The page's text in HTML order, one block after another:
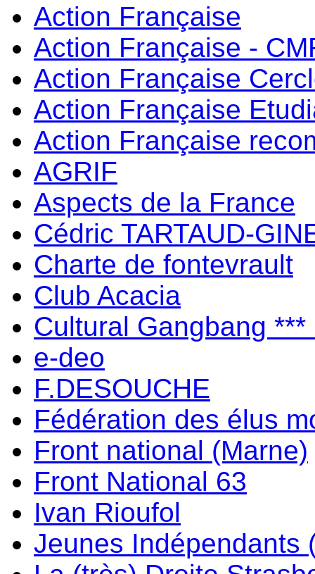
Action Française
Action Française -
Action Française
Action Française
Action Française
AGRIF
Aspects de la France
Cédric TARTAUD-
Charte de fontevrault
Club Acacia
Cultural Gangbang ***
e-deo
F.DESOUCHE
Fédération des élus
Front national (Marne)
Front National 63
Ivan Rioufol
Jeunes Indépendants